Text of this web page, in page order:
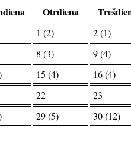
Otrdiena
1 (2)
2 (1)
8 (3)
9 (4)
15 (4)
16 (4)
22
23
29 (5) 30 (12)